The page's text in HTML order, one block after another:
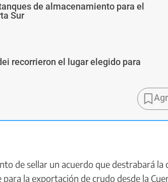
de almacenamiento para el
Sur
recorrieron el lugar elegido para
de sellar un acuerdo que destrabará la
la exportación de crudo desde la